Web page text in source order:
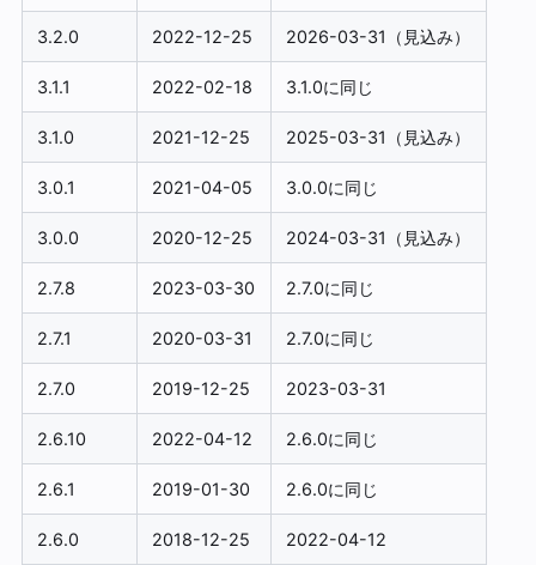
3.2.0 2022-12-25 2026-03-31（見込み）
3.1.1 2022-02-18 3.1.0に同じ
3.1.0 2021-12-25 2025-03-31（見込み）
3.0.1 2021-04-05 3.0.0に同じ
3.0.0 2020-12-25 2024-03-31（見込み）
2.7.8 2023-03-30 2.7.0に同じ
2.7.1 2020-03-31 2.7.0に同じ
2.7.0 2019-12-25 2023-03-31
2.6.10 2022-04-12 2.6.0に同じ
2.6.1 2019-01-30 2.6.0に同じ
2.6.0 2018-12-25 2022-04-12